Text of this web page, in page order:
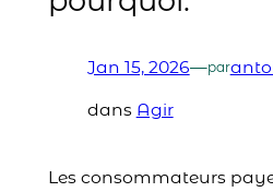
Jan 15, 2026—par
dans Agir
Les consommateurs